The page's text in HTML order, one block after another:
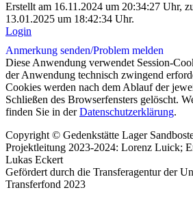
Erstellt am 16.11.2024 um 20:34:27 Uhr,
13.01.2025 um 18:42:34 Uhr.
Login
Anmerkung senden/Problem melden
Diese Anwendung verwendet Session-
der Anwendung technisch zwingend
Cookies werden nach dem Ablauf der
Schließen des Browserfensters gelöscht.
finden Sie in derDatenschutzerklärung.
Copyright © Gedenkstätte Lager
Projektleitung 2023-2024: Lorenz Luick;
Lukas Eckert
Gefördert durch die Transferagentur der
Transferfond 2023